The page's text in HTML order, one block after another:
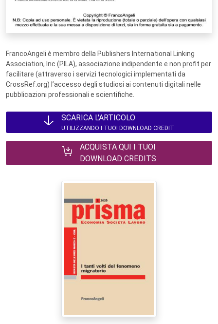
FrancoAngeli è membro della Publishers International Linking
Association, Inc (PILA), associazione indipendente e non profit per
facilitare (attraverso i servizi tecnologici implementati da
CrossRef.org) l’accesso degli studiosi ai contenuti digitali nelle
pubblicazioni professionali e scientifiche.
SCARICA L'ARTICOLO
UTILIZZANDO I TUOI DOWNLOAD CREDIT
ACQUISTA QUI I TUOI
DOWNLOAD CREDITS